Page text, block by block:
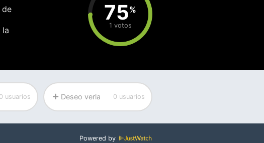
75%
1 votos
de
la
0 usuarios Deseo verla 0 usuarios
Powered by